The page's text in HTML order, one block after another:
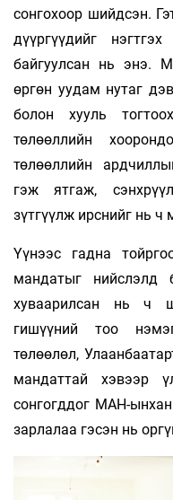
сонгохоор шийдсэн.
дүүргүүдийг
байгуулсан нь энэ.
өргөн уудам нутаг
болон хууль
төлөөллийн
төлөөллийн
гэж ятгаж,
зүтгүүлж ирснийг нь ч
Үүнээс гадна
мандатыг нийслэлд
хуваарилсан нь ч
гишүүний тоо
төлөөлөл,
мандаттай хэвээр
сонгогддог МАН-
зарлалаа гэсэн нь